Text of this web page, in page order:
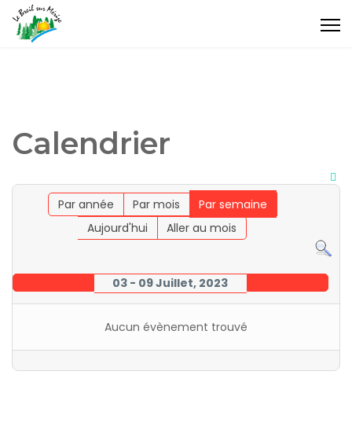
Calendrier
Par année Par mois
Par semaine
Aujourd'hui
Aller au mois
03 - 09 Juillet, 2023
Aucun évènement trouvé